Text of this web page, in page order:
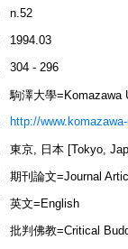
n.52
1994.03
304 - 296
駒澤大學=Komazawa
http://
東京, 日本 [Tokyo,
期刊論文=Journal
英文=English
批判佛教=Critical